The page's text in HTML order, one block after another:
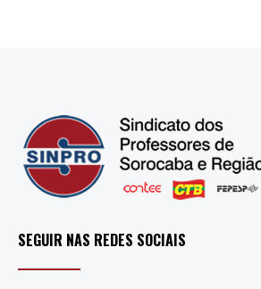
SEGUIR NAS REDES SOCIAIS